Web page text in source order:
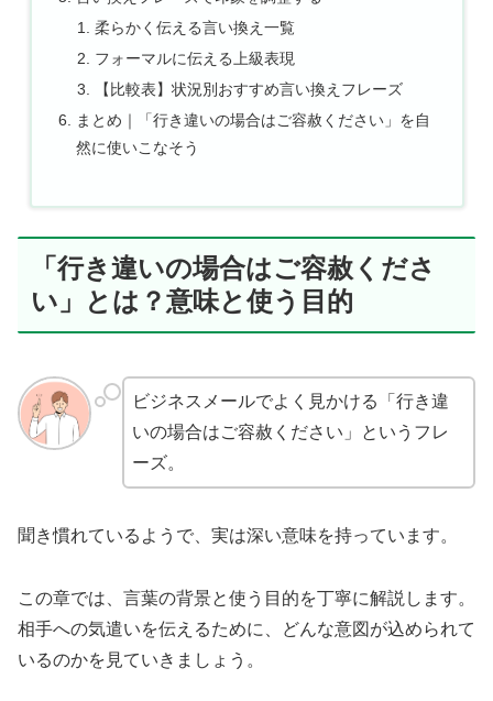
柔らかく伝える言い換え一覧
フォーマルに伝える上級表現
【比較表】状況別おすすめ言い換えフレーズ
まとめ｜「行き違いの場合はご容赦ください」を自
然に使いこなそう
「行き違いの場合はご容赦くださ
い」とは？意味と使う目的
ビジネスメールでよく見かける「行き違
いの場合はご容赦ください」というフレ
ーズ。
聞き慣れているようで、実は深い意味を持っています。
この章では、言葉の背景と使う目的を丁寧に解説します。
相手への気遣いを伝えるために、どんな意図が込められて
いるのかを見ていきましょう。